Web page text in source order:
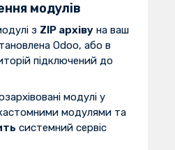
модулів
з ZIP архіву на ваш
Odoo, або в
підключений до
модулі у
модулями та
системний сервіс